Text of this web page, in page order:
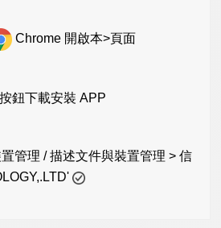
Chrome 開啟本>頁面
按鈕下載安裝 APP
管理 / 描述文件與裝置管理 > 信